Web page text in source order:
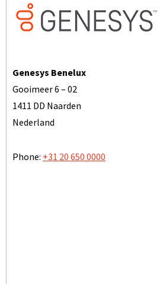
Genesys Benelux
Gooimeer 6 – 02
1411 DD Naarden
Nederland
Phone: +31 20 650 0000